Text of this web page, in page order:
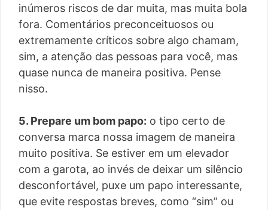
inúmeros riscos de dar muita, mas muita bola
fora. Comentários preconceituosos ou
extremamente críticos sobre algo chamam,
sim, a atenção das pessoas para você, mas
quase nunca de maneira positiva. Pense
nisso.
5. Prepare um bom papo: o tipo certo de
conversa marca nossa imagem de maneira
muito positiva. Se estiver em um elevador
com a garota, ao invés de deixar um silêncio
desconfortável, puxe um papo interessante,
que evite respostas breves, como “sim” ou